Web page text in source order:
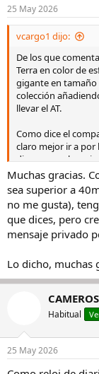
25 May 2026
vcargo1 dijo:
De los que
Terra en color de
gigante en tamaño
colección
llevar el AT.
Como dice el
claro mejor ir a
dinero por el
olivares creo que
Muchas gracias.
sea superior a
no me gusta),
que dices, pero
mensaje privado
Lo dicho, muchas
CAMEROS
Habitual
25 May 2026